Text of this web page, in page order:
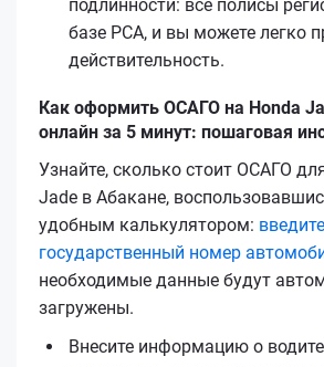
подлинности: все полисы
базе РСА, и вы можете легко
действительность.
Как оформить ОСАГО на Honda
онлайн за 5 минут: пошаговая
Узнайте, сколько стоит ОСАГО
Jade в Абакане,
удобным калькулятором: введите
государственный номер
необходимые данные будут
загружены.
Внесите информацию о